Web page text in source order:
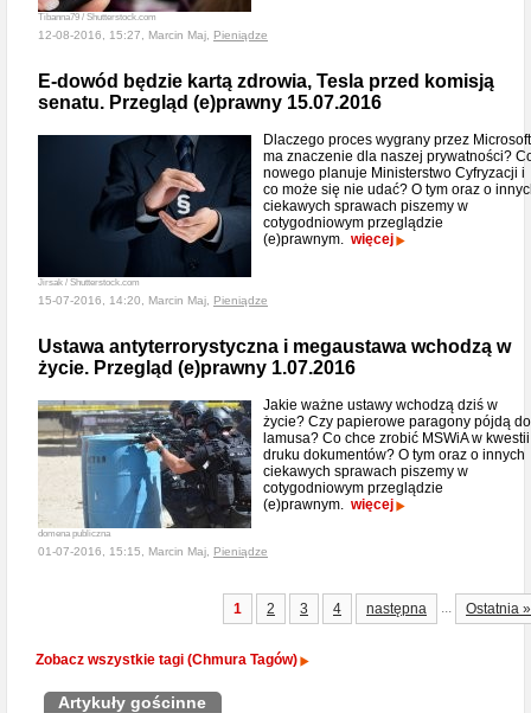
Tibanna79 / Shutterstock.com
12-08-2016, 15:27, Marcin Maj, Pieniądze
E-dowód będzie kartą zdrowia, Tesla przed komisją
senatu. Przegląd (e)prawny 15.07.2016
Jirsak / Shutterstock.com
Dlaczego proces wygrany przez Microsoft
ma znaczenie dla naszej prywatności?
nowego planuje Ministerstwo Cyfryzacji i
co może się nie udać? O tym oraz o
ciekawych sprawach piszemy w
cotygodniowym przeglądzie
(e)prawnym. więcej
15-07-2016, 14:20, Marcin Maj, Pieniądze
Ustawa antyterrorystyczna i megaustawa wchodzą w
życie. Przegląd (e)prawny 1.07.2016
domena publiczna
Jakie ważne ustawy wchodzą dziś w
życie? Czy papierowe paragony pójdą do
lamusa? Co chce zrobić MSWiA w kwestii
druku dokumentów? O tym oraz o innych
ciekawych sprawach piszemy w
cotygodniowym przeglądzie
(e)prawnym. więcej
01-07-2016, 15:15, Marcin Maj, Pieniądze
1 2 3 4 następna ... Ostatnia »
Zobacz wszystkie tagi (Chmura Tagów)
Artykuły gościnne